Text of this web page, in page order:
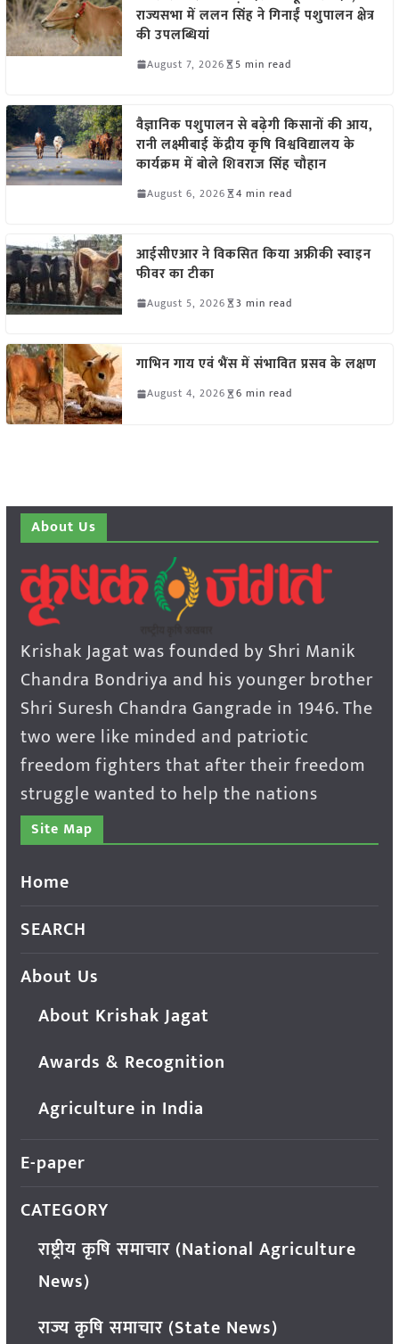
राज्यसभा में ललन सिंह ने गिनाईं पशुपालन क्षेत्र
की उपलब्धियां
August 7, 2026 5 min read
वैज्ञानिक पशुपालन से बढ़ेगी किसानों की आय,
रानी लक्ष्मीबाई केंद्रीय कृषि विश्वविद्यालय के
कार्यक्रम में बोले शिवराज सिंह चौहान
August 6, 2026 4 min read
आईसीएआर ने विकसित किया अफ्रीकी स्वाइन
फीवर का टीका
August 5, 2026 3 min read
गाभिन गाय एवं भैंस में संभावित प्रसव के लक्षण
August 4, 2026 6 min read
About Us
Krishak Jagat was founded by Shri Manik
Chandra Bondriya and his younger brother
Shri Suresh Chandra Gangrade in 1946. The
two were like minded and patriotic
freedom fighters that after their freedom
struggle wanted to help the nations
Site Map
Home
SEARCH
About Us
About Krishak Jagat
Awards & Recognition
Agriculture in India
E-paper
CATEGORY
राष्ट्रीय कृषि समाचार (National Agriculture
News)
राज्य कृषि समाचार (State News)